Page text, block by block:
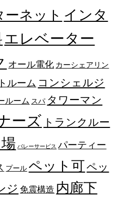
ーネット インタ
エレベーター
オール電化 カーシェアリン
ルーム コンシェルジ
ルーム スパ タワーマン
ーズ トランクルー
バレーサービス パーティー
プール ペット可ペッ
ジ 免震構造 内廊下